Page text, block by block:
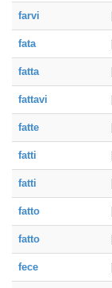
farvi
fata
fatta
fattavi
fatte
fatti
fatti
fatto
fatto
fece